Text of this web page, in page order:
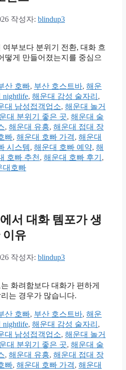
작성자: blindup3
부보다 분위기 전환, 대화 흐
떻게 만들어졌는지를 중심으
산 호빠, 부산 호스트바, 해운
nightlife, 해운대 감성 술자리 ,
대 남성접객업소, 해운대 놀거
대 분위기 좋은 곳, 해운대 술
, 해운대 유흥, 해운대 접대 장
빠, 해운대 호빠 가격, 해운대
시스템, 해운대 호빠 예약, 해
호빠 추천 , 해운대 호빠 후기 ,
대호빠
서 대화 템포가 생
이유
작성자: blindup3
화려함보다 대화가 편하게
는 경우가 많습니다.
산 호빠, 부산 호스트바, 해운
nightlife, 해운대 감성 술자리 ,
대 남성접객업소, 해운대 놀거
대 분위기 좋은 곳, 해운대 술
, 해운대 유흥, 해운대 접대 장
빠, 해운대 호빠 가격, 해운대